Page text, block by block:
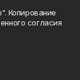
Копирование
согласия